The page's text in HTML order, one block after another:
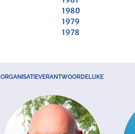
1980
1979
1978
ORGANISATIEVERANTWOORDELIJKE